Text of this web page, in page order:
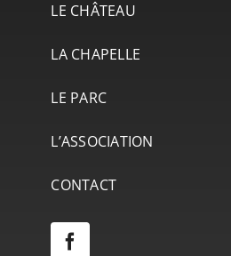
LE CHÂTEAU
LA CHAPELLE
LE PARC
L’ASSOCIATION
CONTACT